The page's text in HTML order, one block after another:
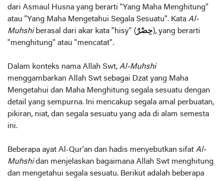
dari Asmaul Husna yang berarti "Yang Maha Menghitung"
atau "Yang Maha Mengetahui Segala Sesuatu". Kata Al-
Muhshiberasal dari akar kata "hisy" (حِصْرٌ), yang berarti
"menghitung" atau "mencatat".
Dalam konteks nama Allah Swt, Al-Muhshi
menggambarkan Allah Swt sebagai Dzat yang Maha
Mengetahui dan Maha Menghitung segala sesuatu dengan
detail yang sempurna. Ini mencakup segala amal perbuatan,
pikiran, niat, dan segala sesuatu yang ada di alam semesta
ini.
Beberapa ayat Al-Qur'an dan hadis menyebutkan sifat Al-
Muhshidan menjelaskan bagaimana Allah Swt menghitung
dan mengetahui segala sesuatu. Berikut adalah beberapa